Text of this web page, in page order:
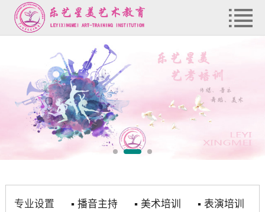
专业设置 ▪ 播音主持 ▪ 美术培训 ▪ 表演培训